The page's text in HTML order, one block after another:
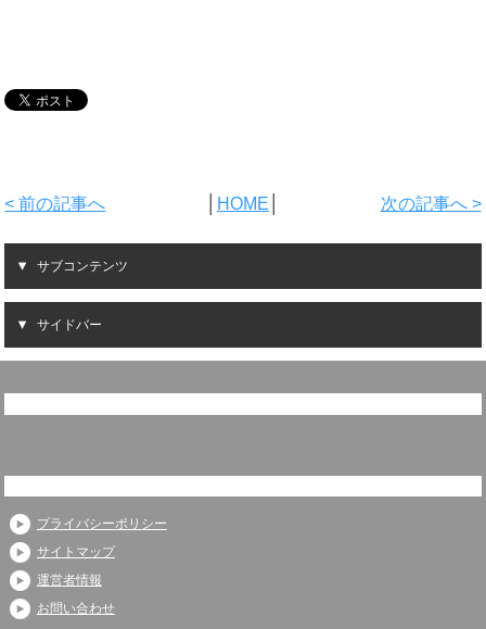
< 前の記事へ HOME 次の記事へ >
サブコンテンツ
サイドバー
プライバシーポリシー
サイトマップ
運営者情報
お問い合わせ